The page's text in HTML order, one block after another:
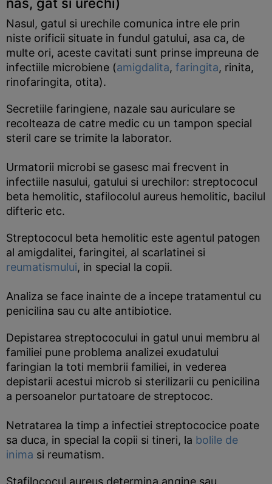
Nasul, gatul si urechile comunica intre ele prin
niste orificii situate in fundul gatului, asa ca, de
multe ori, aceste cavitati sunt prinse impreuna de
infectiile microbiene (amigdalita, faringita, rinita,
rinofaringita, otita).
Secretiile faringiene, nazale sau auriculare se
recolteaza de catre medic cu un tampon special
steril care se trimite la laborator.
Urmatorii microbi se gasesc mai frecvent in
infectiile nasului, gatului si urechilor: streptococul
beta hemolitic, stafilocolul aureus hemolitic, bacilul
difteric etc.
Streptococul beta hemolitic este agentul patogen
al amigdalitei, faringitei, al scarlatinei si
reumatismului, in special la copii.
Analiza se face inainte de a incepe tratamentul cu
penicilina sau cu alte antibiotice.
Depistarea streptococului in gatul unui membru al
familiei pune problema analizei exudatului
faringian la toti membrii familiei, in vederea
depistarii acestui microb si sterilizarii cu penicilina
a persoanelor purtatoare de streptococ.
Netratarea la timp a infectiei streptococice poate
sa duca, in special la copii si tineri, la bolile de
inima si reumatism.
Stafilococul aureus determina angine sau